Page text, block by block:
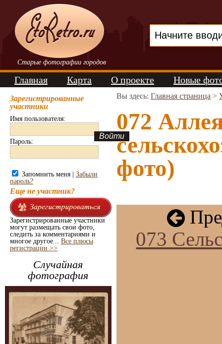
Старые фотографии городов
Главная Карта О проекте Новые
Зарегистрированные
участники
Имя пользователя:
Пароль:
Запомнить меня | Забыли
пароль?
Еще не участник?
Зарегистрированные участники
могут размещать свои фото,
следить за комментариями и
многое другое... Все плюсы
регистрации >>
Случайная
фотография
Вы здесь: Главная страница >
072
фото)
073